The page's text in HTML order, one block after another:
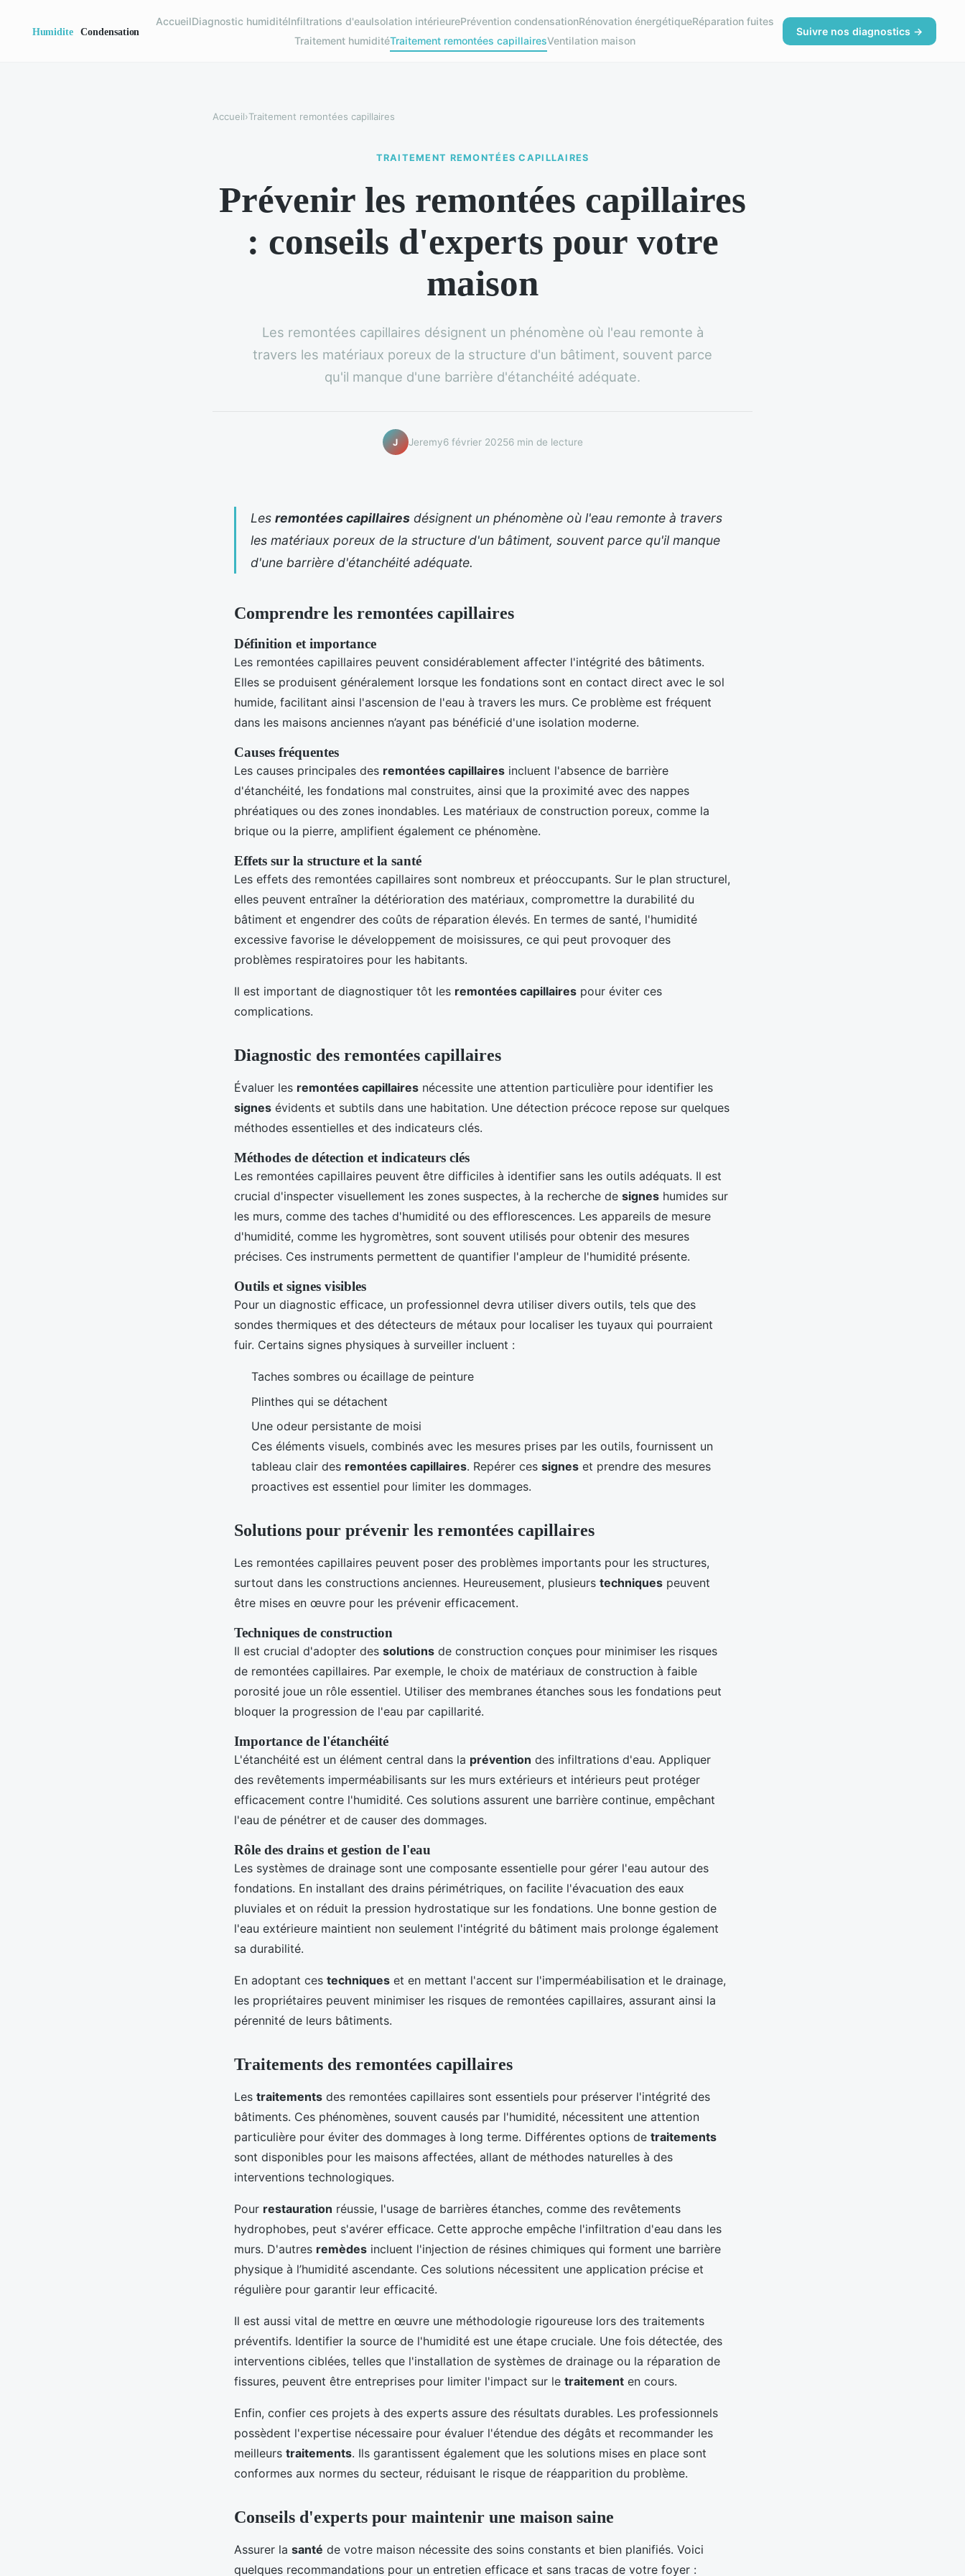
AccueilDiagnostic humiditéInfiltrations d'eauIsolation intérieurePrévention condensationRénovation énergétiqueRéparation fuites
Traitement humiditéTraitement remontées capillairesVentilation maison
Suivre nos diagnostics →
Accueil›Traitement remontées capillaires
TRAITEMENT REMONTÉES CAPILLAIRES
Prévenir les remontées capillaires
: conseils d'experts pour votre
maison
Les remontées capillaires désignent un phénomène où l'eau remonte à
travers les matériaux poreux de la structure d'un bâtiment, souvent parce
qu'il manque d'une barrière d'étanchéité adéquate.
J Jeremy6 février 20256 min de lecture
Les remontées capillaires désignent un phénomène où l'eau remonte à travers
les matériaux poreux de la structure d'un bâtiment, souvent parce qu'il manque
d'une barrière d'étanchéité adéquate.
Comprendre les remontées capillaires
Définition et importance
Les remontées capillaires peuvent considérablement affecter l'intégrité des bâtiments.
Elles se produisent généralement lorsque les fondations sont en contact direct avec le sol
humide, facilitant ainsi l'ascension de l'eau à travers les murs. Ce problème est fréquent
dans les maisons anciennes n’ayant pas bénéficié d'une isolation moderne.
Causes fréquentes
Les causes principales des remontées capillaires incluent l'absence de barrière
d'étanchéité, les fondations mal construites, ainsi que la proximité avec des nappes
phréatiques ou des zones inondables. Les matériaux de construction poreux, comme la
brique ou la pierre, amplifient également ce phénomène.
Effets sur la structure et la santé
Les effets des remontées capillaires sont nombreux et préoccupants. Sur le plan structurel,
elles peuvent entraîner la détérioration des matériaux, compromettre la durabilité du
bâtiment et engendrer des coûts de réparation élevés. En termes de santé, l'humidité
excessive favorise le développement de moisissures, ce qui peut provoquer des
problèmes respiratoires pour les habitants.
Il est important de diagnostiquer tôt les remontées capillaires pour éviter ces
complications.
Diagnostic des remontées capillaires
Évaluer les remontées capillaires nécessite une attention particulière pour identifier les
signes évidents et subtils dans une habitation. Une détection précoce repose sur quelques
méthodes essentielles et des indicateurs clés.
Méthodes de détection et indicateurs clés
Les remontées capillaires peuvent être difficiles à identifier sans les outils adéquats. Il est
crucial d'inspecter visuellement les zones suspectes, à la recherche de signes humides sur
les murs, comme des taches d'humidité ou des efflorescences. Les appareils de mesure
d'humidité, comme les hygromètres, sont souvent utilisés pour obtenir des mesures
précises. Ces instruments permettent de quantifier l'ampleur de l'humidité présente.
Outils et signes visibles
Pour un diagnostic efficace, un professionnel devra utiliser divers outils, tels que des
sondes thermiques et des détecteurs de métaux pour localiser les tuyaux qui pourraient
fuir. Certains signes physiques à surveiller incluent :
Taches sombres ou écaillage de peinture
Plinthes qui se détachent
Une odeur persistante de moisi
Ces éléments visuels, combinés avec les mesures prises par les outils, fournissent un
tableau clair des remontées capillaires. Repérer ces signes et prendre des mesures
proactives est essentiel pour limiter les dommages.
Solutions pour prévenir les remontées capillaires
Les remontées capillaires peuvent poser des problèmes importants pour les structures,
surtout dans les constructions anciennes. Heureusement, plusieurs techniques peuvent
être mises en œuvre pour les prévenir efficacement.
Techniques de construction
Il est crucial d'adopter des solutions de construction conçues pour minimiser les risques
de remontées capillaires. Par exemple, le choix de matériaux de construction à faible
porosité joue un rôle essentiel. Utiliser des membranes étanches sous les fondations peut
bloquer la progression de l'eau par capillarité.
Importance de l'étanchéité
L'étanchéité est un élément central dans la prévention des infiltrations d'eau. Appliquer
des revêtements imperméabilisants sur les murs extérieurs et intérieurs peut protéger
efficacement contre l'humidité. Ces solutions assurent une barrière continue, empêchant
l'eau de pénétrer et de causer des dommages.
Rôle des drains et gestion de l'eau
Les systèmes de drainage sont une composante essentielle pour gérer l'eau autour des
fondations. En installant des drains périmétriques, on facilite l'évacuation des eaux
pluviales et on réduit la pression hydrostatique sur les fondations. Une bonne gestion de
l'eau extérieure maintient non seulement l'intégrité du bâtiment mais prolonge également
sa durabilité.
En adoptant ces techniques et en mettant l'accent sur l'imperméabilisation et le drainage,
les propriétaires peuvent minimiser les risques de remontées capillaires, assurant ainsi la
pérennité de leurs bâtiments.
Traitements des remontées capillaires
Les traitements des remontées capillaires sont essentiels pour préserver l'intégrité des
bâtiments. Ces phénomènes, souvent causés par l'humidité, nécessitent une attention
particulière pour éviter des dommages à long terme. Différentes options de traitements
sont disponibles pour les maisons affectées, allant de méthodes naturelles à des
interventions technologiques.
Pour restauration réussie, l'usage de barrières étanches, comme des revêtements
hydrophobes, peut s'avérer efficace. Cette approche empêche l'infiltration d'eau dans les
murs. D'autres remèdes incluent l'injection de résines chimiques qui forment une barrière
physique à l’humidité ascendante. Ces solutions nécessitent une application précise et
régulière pour garantir leur efficacité.
Il est aussi vital de mettre en œuvre une méthodologie rigoureuse lors des traitements
préventifs. Identifier la source de l'humidité est une étape cruciale. Une fois détectée, des
interventions ciblées, telles que l'installation de systèmes de drainage ou la réparation de
fissures, peuvent être entreprises pour limiter l'impact sur le traitement en cours.
Enfin, confier ces projets à des experts assure des résultats durables. Les professionnels
possèdent l'expertise nécessaire pour évaluer l'étendue des dégâts et recommander les
meilleurs traitements. Ils garantissent également que les solutions mises en place sont
conformes aux normes du secteur, réduisant le risque de réapparition du problème.
Conseils d'experts pour maintenir une maison saine
Assurer la santé de votre maison nécessite des soins constants et bien planifiés. Voici
quelques recommandations pour un entretien efficace et sans tracas de votre foyer :